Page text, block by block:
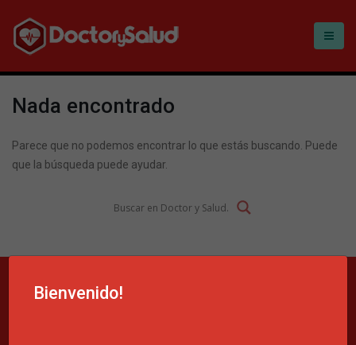
Nada encontrado
Parece que no podemos encontrar lo que estás buscando. Puede
que la búsqueda puede ayudar.
Bienvenido!